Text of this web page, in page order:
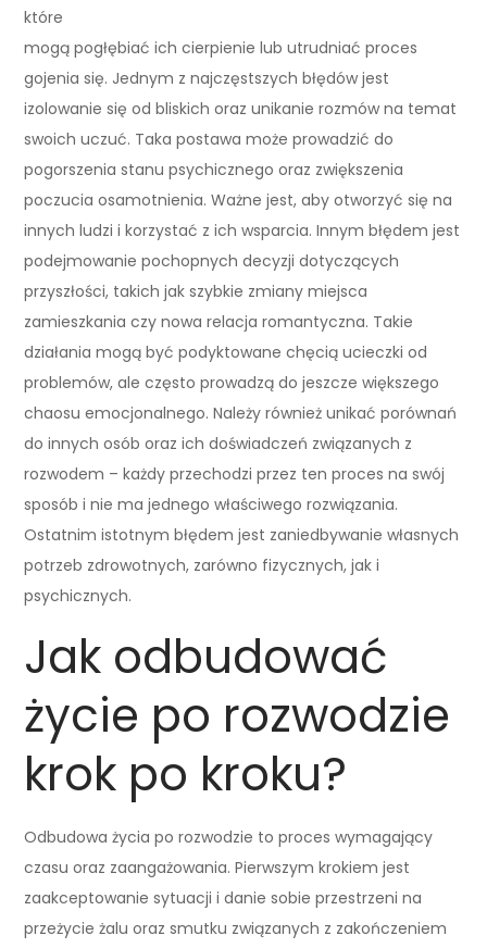
które
mogą pogłębiać ich cierpienie lub utrudniać proces
gojenia się. Jednym z najczęstszych błędów jest
izolowanie się od bliskich oraz unikanie rozmów na temat
swoich uczuć. Taka postawa może prowadzić do
pogorszenia stanu psychicznego oraz zwiększenia
poczucia osamotnienia. Ważne jest, aby otworzyć się na
innych ludzi i korzystać z ich wsparcia. Innym błędem jest
podejmowanie pochopnych decyzji dotyczących
przyszłości, takich jak szybkie zmiany miejsca
zamieszkania czy nowa relacja romantyczna. Takie
działania mogą być podyktowane chęcią ucieczki od
problemów, ale często prowadzą do jeszcze większego
chaosu emocjonalnego. Należy również unikać porównań
do innych osób oraz ich doświadczeń związanych z
rozwodem – każdy przechodzi przez ten proces na swój
sposób i nie ma jednego właściwego rozwiązania.
Ostatnim istotnym błędem jest zaniedbywanie własnych
potrzeb zdrowotnych, zarówno fizycznych, jak i
psychicznych.
Jak odbudować
życie po rozwodzie
krok po kroku?
Odbudowa życia po rozwodzie to proces wymagający
czasu oraz zaangażowania. Pierwszym krokiem jest
zaakceptowanie sytuacji i danie sobie przestrzeni na
przeżycie żalu oraz smutku związanych z zakończeniem